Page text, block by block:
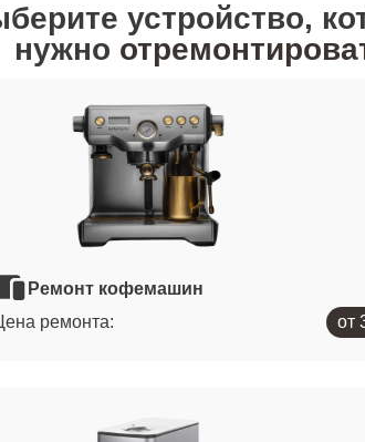
устройство,
нужно
Ремонт кофемашин
ремонта:
от